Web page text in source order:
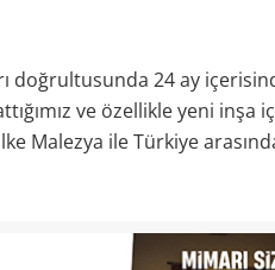
doğrultusunda 24 ay
ve özellikle yeni
Malezya ile Türkiye